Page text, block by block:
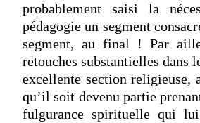
probablement saisi la
pédagogie un segment
segment, au final ! Par
retouches substantielles dans
excellente section religieuse,
qu’il soit devenu partie
fulgurance spirituelle qui